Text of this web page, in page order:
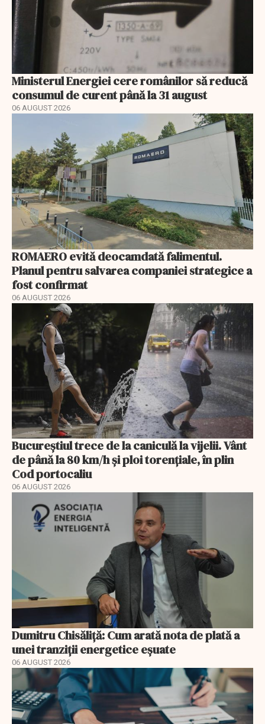
Ministerul Energiei cere românilor să reducă
consumul de curent până la 31 august
06 AUGUST 2026
ROMAERO evită deocamdată falimentul.
Planul pentru salvarea companiei strategice a
fost confirmat
06 AUGUST 2026
Bucureștiul trece de la caniculă la vijelii. Vânt
de până la 80 km/h și ploi torențiale, în plin
Cod portocaliu
06 AUGUST 2026
Dumitru Chisăliță: Cum arată nota de plată a
unei tranziții energetice eșuate
06 AUGUST 2026